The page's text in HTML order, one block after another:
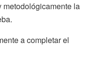
metodológicamente la
a completar el